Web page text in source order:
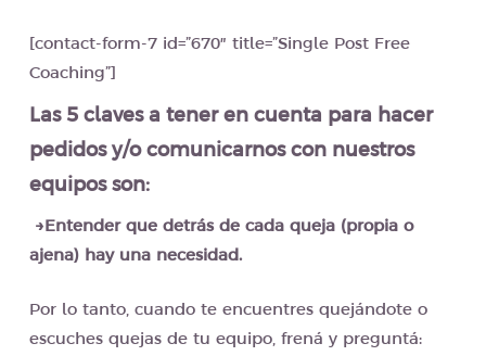
[contact-form-7 id=”670″ title=”Single Post Free
Coaching”]
Las 5 claves a tener en cuenta para hacer
pedidos y/o comunicarnos con nuestros
equipos son:
→Entender que detrás de cada queja (propia o
ajena) hay una necesidad.
Por lo tanto, cuando te encuentres quejándote o
escuches quejas de tu equipo, frená y preguntá: